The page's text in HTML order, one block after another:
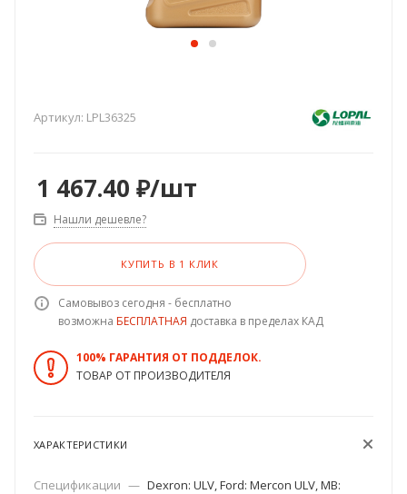
Артикул: LPL36325
1 467.40 ₽/шт
Нашли дешевле?
КУПИТЬ В 1 КЛИК
Самовывоз сегодня - бесплатно
возможна БЕСПЛАТНАЯ доставка в пределах КАД
100% ГАРАНТИЯ ОТ ПОДДЕЛОК.
ТОВАР ОТ ПРОИЗВОДИТЕЛЯ
ХАРАКТЕРИСТИКИ
Спецификации — Dexron: ULV, Ford: Mercon ULV, MB: